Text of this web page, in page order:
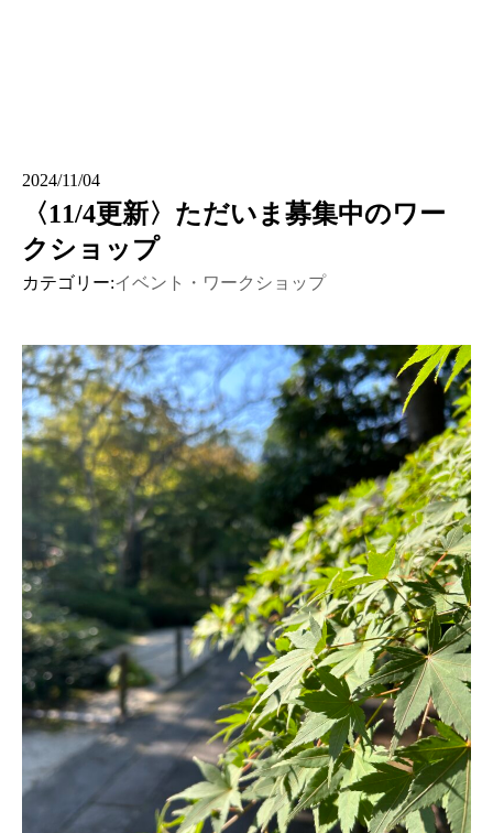
2024/11/04
〈11/4更新〉ただいま募集中のワー
クショップ
カテゴリー:イベント・ワークショップ